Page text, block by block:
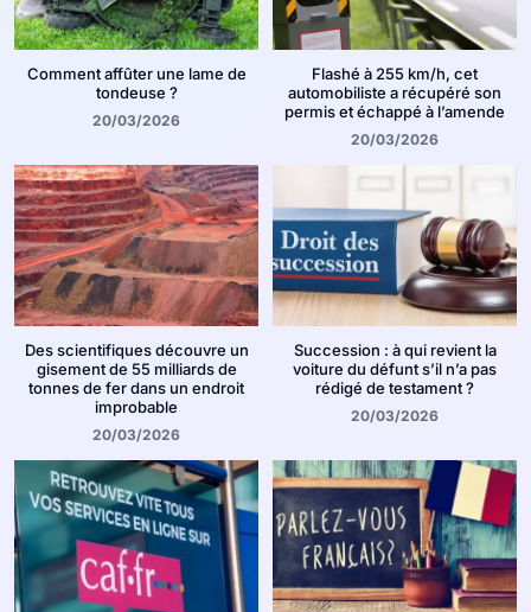
Comment affûter une lame de
tondeuse ?
20/03/2026
Flashé à 255 km/h, cet
automobiliste a récupéré son
permis et échappé à l’amende
20/03/2026
Des scientifiques découvre un
gisement de 55 milliards de
tonnes de fer dans un endroit
improbable
20/03/2026
Succession : à qui revient la
voiture du défunt s’il n’a pas
rédigé de testament ?
20/03/2026